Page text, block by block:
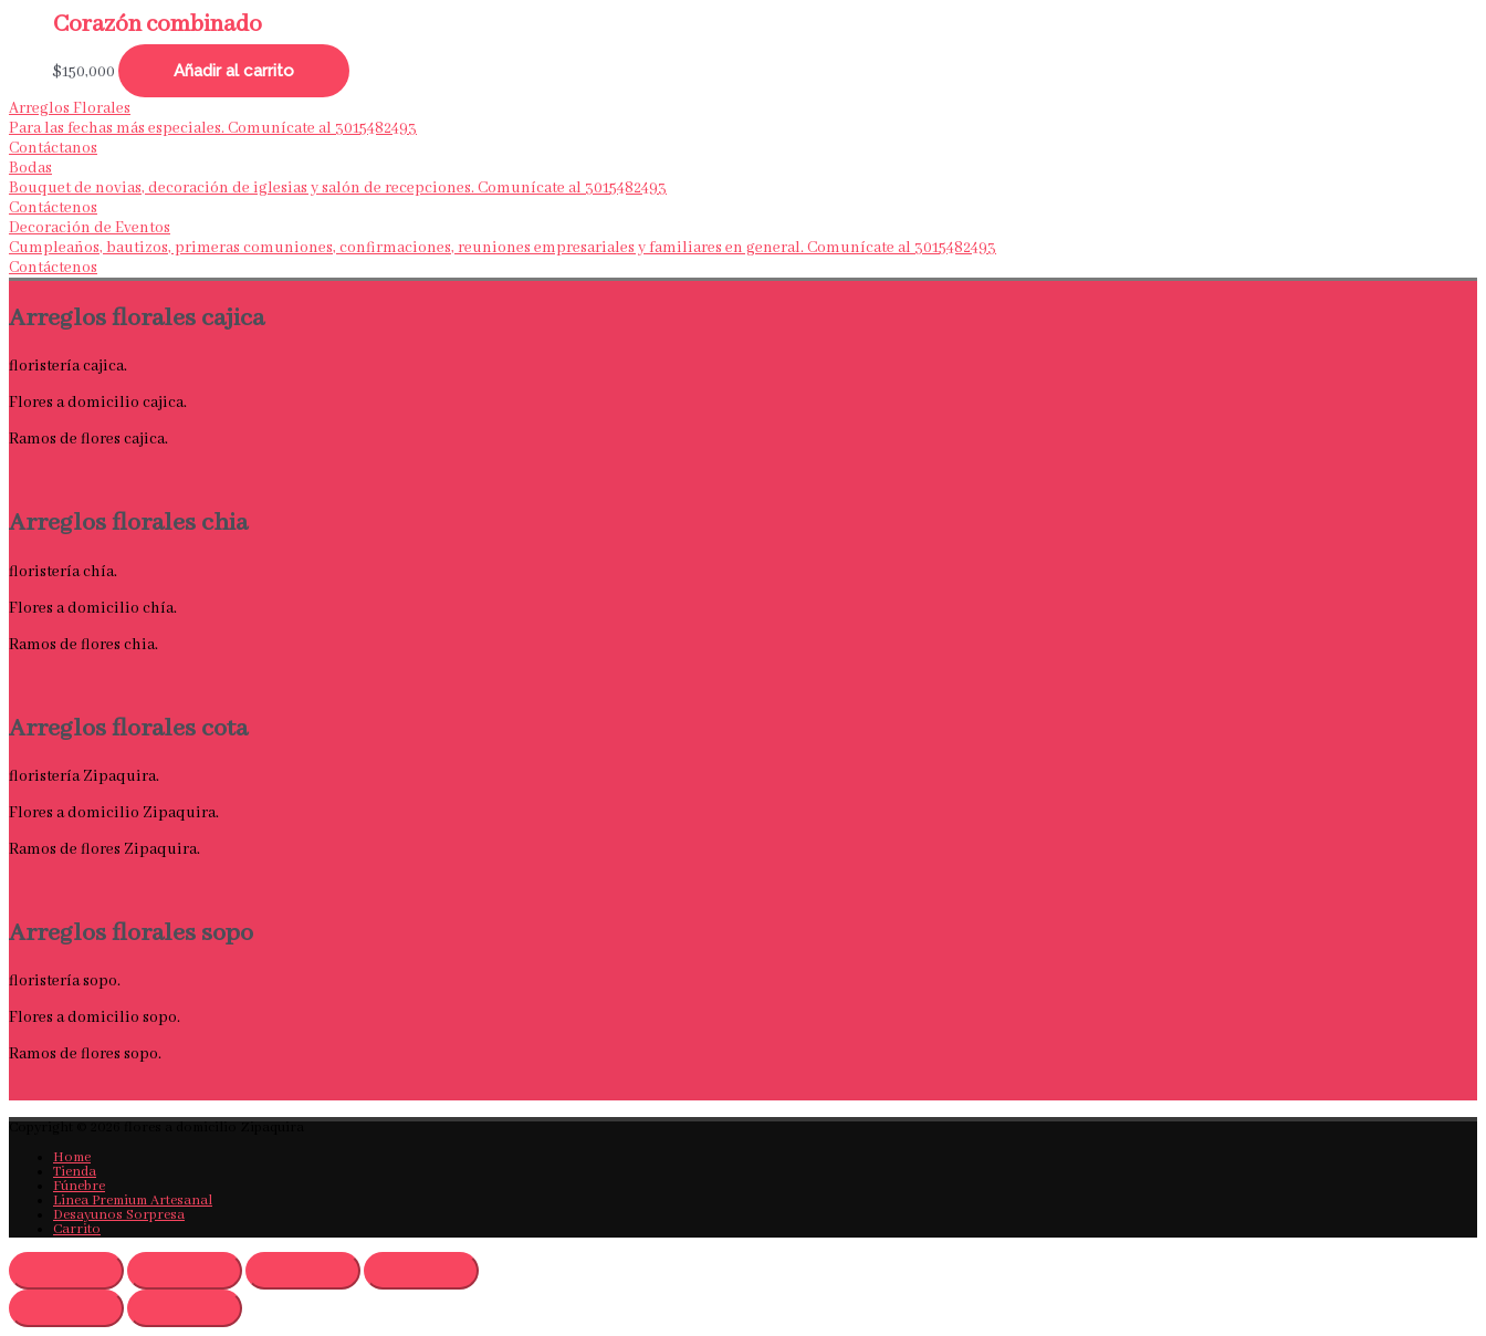
Corazón combinado
$150,000
Añadir al carrito
Arreglos Florales
Para las fechas más especiales. Comunícate al 3015482493
Contáctanos
Bodas
Bouquet de novias, decoración de iglesias y salón de recepciones. Comunícate al 3015482493
Contáctenos
Decoración de Eventos
Cumpleaños, bautizos, primeras comuniones, confirmaciones, reuniones empresariales y familiares en general. Comunícate al 3015482493
Contáctenos
Arreglos florales cajica
floristería cajica.
Flores a domicilio cajica.
Ramos de flores cajica.
Arreglos florales chia
floristería chía.
Flores a domicilio chía.
Ramos de flores chia.
Arreglos florales cota
floristería Zipaquira.
Flores a domicilio Zipaquira.
Ramos de flores Zipaquira.
Arreglos florales sopo
floristería sopo.
Flores a domicilio sopo.
Ramos de flores sopo.
Home
Tienda
Fúnebre
Linea Premium Artesanal
Desayunos Sorpresa
Carrito